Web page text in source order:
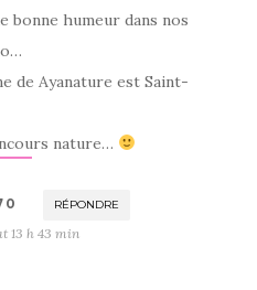
bonne humeur dans nos
de Ayanature est Saint-
nature…
RÉPONDRE
13 h 43 min